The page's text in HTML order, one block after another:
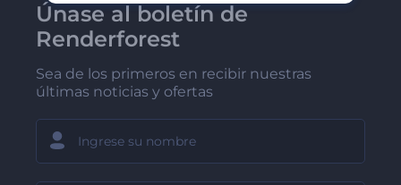
Únase al boletín de
Renderforest
Sea de los primeros en recibir nuestras
últimas noticias y ofertas